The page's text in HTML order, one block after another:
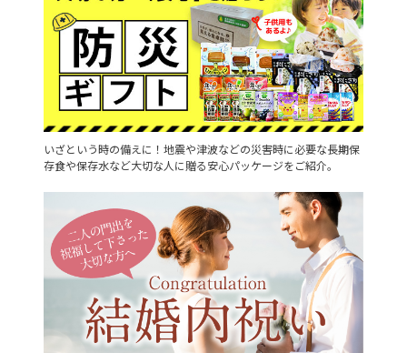
いざという時の備えに！地震や津波などの災害時に必要な長期保
存食や保存水など大切な人に贈る安心パッケージをご紹介。